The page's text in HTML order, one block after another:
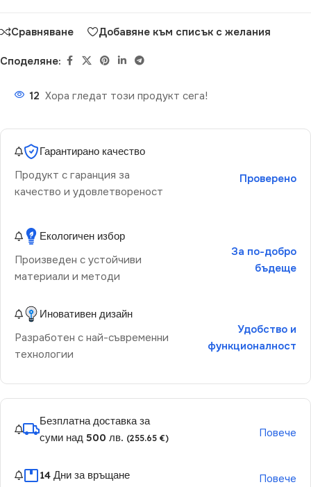
Сравняване Добавяне към списък с желания
Споделяне:
12 Хора гледат този продукт сега!
Гарантирано качество
Продукт с гаранция за
качество и удовлетвореност
Проверено
Екологичен избор
Произведен с устойчиви
материали и методи
За по-добро
бъдеще
Иновативен дизайн
Разработен с най-съвременни
технологии
Удобство и
функционалност
Безплатна доставка за
суми над 500 лв. (255.65 €) Повече
14 Дни за връщане Повече